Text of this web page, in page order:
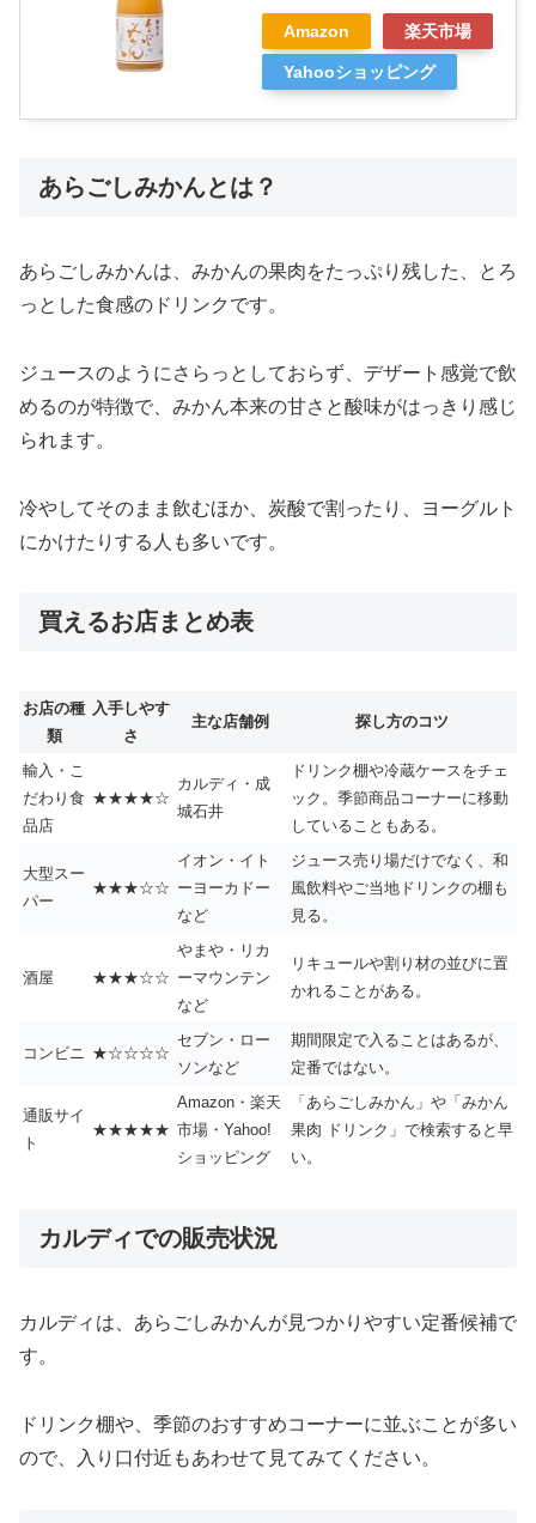
Amazon 楽天市場
Yahooショッピング
あらごしみかんとは？
あらごしみかんは、みかんの果肉をたっぷり残した、とろ
っとした食感のドリンクです。
ジュースのようにさらっとしておらず、デザート感覚で飲
めるのが特徴で、みかん本来の甘さと酸味がはっきり感じ
られます。
冷やしてそのまま飲むほか、炭酸で割ったり、ヨーグルト
にかけたりする人も多いです。
買えるお店まとめ表
お店の種
類
入手しやす
さ
主な店舗例 探し方のコツ
輸入・こ
だわり食
品店
★★★★☆
カルディ・成
城石井
ドリンク棚や冷蔵ケースをチェ
ック。季節商品コーナーに移動
していることもある。
大型スー
パー
★★★☆☆
イオン・イト
ーヨーカドー
など
ジュース売り場だけでなく、和
風飲料やご当地ドリンクの棚も
見る。
酒屋 ★★★☆☆
やまや・リカ
ーマウンテン
など
リキュールや割り材の並びに置
かれることがある。
コンビニ ★☆☆☆☆
セブン・ロー
ソンなど
期間限定で入ることはあるが、
定番ではない。
通販サイ
ト
★★★★★
Amazon・楽天
市場・Yahoo!
ショッピング
「あらごしみかん」や「みかん
果肉 ドリンク」で検索すると早
い。
カルディでの販売状況
カルディは、あらごしみかんが見つかりやすい定番候補で
す。
ドリンク棚や、季節のおすすめコーナーに並ぶことが多い
ので、入り口付近もあわせて見てみてください。